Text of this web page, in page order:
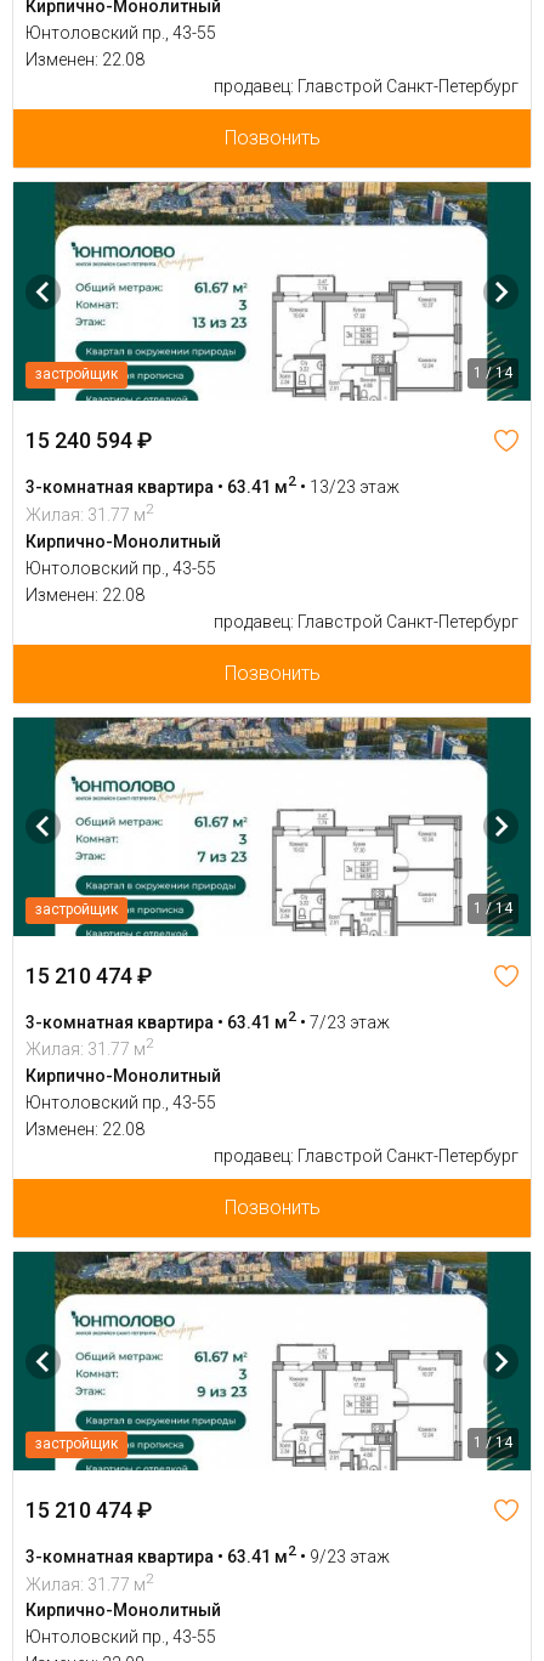
Кирпично-Монолитный
Юнтоловский пр., 43-55
Изменен: 22.08
продавец: Главстрой Санкт-Петербург
Позвонить
застройщик 1 / 14
15 240 594 ₽
3-комнатная квартира • 63.41 м2 • 13/23 этаж
Жилая: 31.77 м2
Кирпично-Монолитный
Юнтоловский пр., 43-55
Изменен: 22.08
продавец: Главстрой Санкт-Петербург
Позвонить
застройщик 1 / 14
15 210 474 ₽
3-комнатная квартира • 63.41 м2 • 7/23 этаж
Жилая: 31.77 м2
Кирпично-Монолитный
Юнтоловский пр., 43-55
Изменен: 22.08
продавец: Главстрой Санкт-Петербург
Позвонить
застройщик 1 / 14
15 210 474 ₽
3-комнатная квартира • 63.41 м2 • 9/23 этаж
Жилая: 31.77 м2
Кирпично-Монолитный
Юнтоловский пр., 43-55